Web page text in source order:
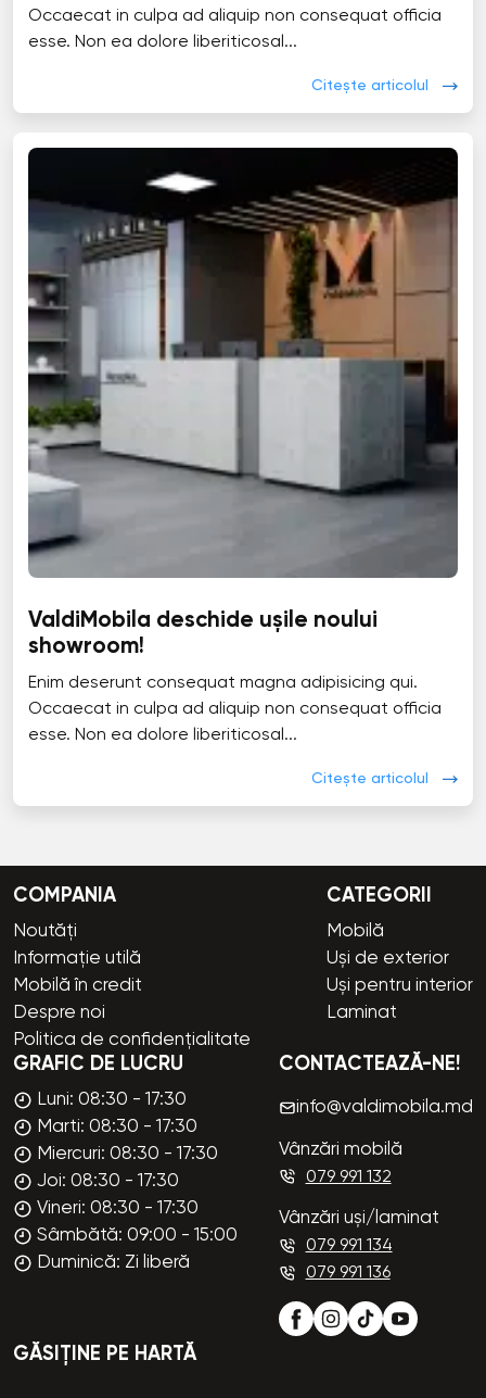
Occaecat in culpa ad aliquip non consequat officia
esse. Non ea dolore liberiticosal...
Citește articolul
ValdiMobila deschide ușile noului
showroom!
Enim deserunt consequat magna adipisicing qui.
Occaecat in culpa ad aliquip non consequat officia
esse. Non ea dolore liberiticosal...
Citește articolul
COMPANIA
Noutăți
Informație utilă
Mobilă în credit
Despre noi
Politica de confidențialitate
CATEGORII
Mobilă
Uși de exterior
Uși pentru interior
Laminat
GRAFIC DE LUCRU
Luni: 08:30 - 17:30
Marti: 08:30 - 17:30
Miercuri: 08:30 - 17:30
Joi: 08:30 - 17:30
Vineri: 08:30 - 17:30
Sâmbătă: 09:00 - 15:00
Duminică: Zi liberă
CONTACTEAZĂ-NE!
info@valdimobila.md
Vânzări mobilă
079 991 132
Vânzări uși/laminat
079 991 134
079 991 136
GĂSIȚINE PE HARTĂ